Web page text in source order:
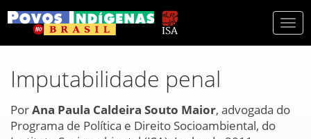
Imputabilidade penal
PorAna Paula Caldeira Souto Maior, advogada do
Programa de Política e Direito Socioambiental, do